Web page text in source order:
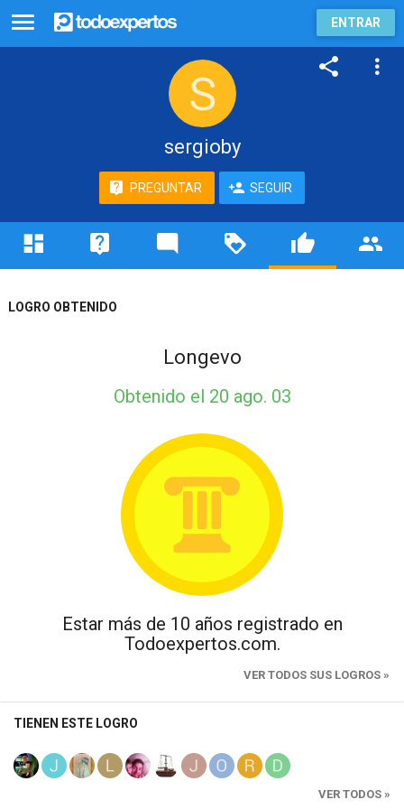
ENTRAR
sergioby
PREGUNTAR SEGUIR
LOGRO OBTENIDO
Longevo
Obtenido el 20 ago. 03
Estar más de 10 años registrado en
Todoexpertos.com.
VER TODOS SUS LOGROS »
TIENEN ESTE LOGRO
VER TODOS »